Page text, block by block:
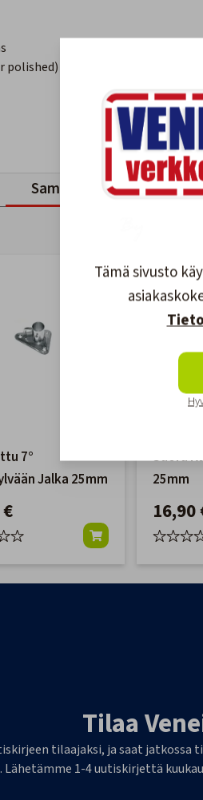
Samankaltaiset tuotteet
7°
Jalka 25mm
Suora
25mm
16,90
Tilaa
tilaajaksi, ja saat
Lähetämme 1-4 uutiskirjettä
Tämä sivusto